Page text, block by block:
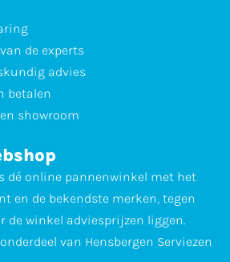
de experts
advies
betalen
showroom
dé online pannenwinkel met het
en de bekendste merken, tegen
de winkel adviesprijzen liggen.
van Hensbergen Serviezen